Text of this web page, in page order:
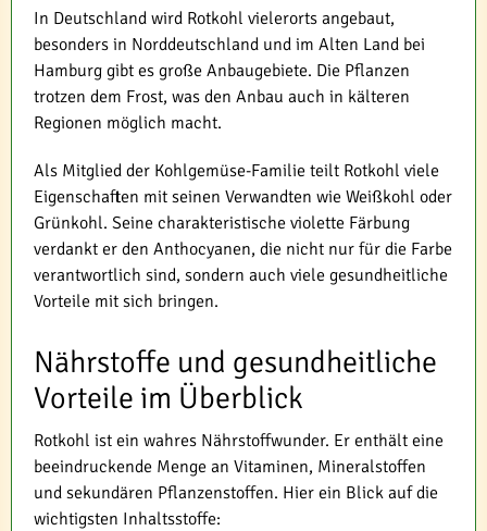
In Deutschland wird Rotkohl vielerorts angebaut,
besonders in Norddeutschland und im Alten Land bei
Hamburg gibt es große Anbaugebiete. Die Pflanzen
trotzen dem Frost, was den Anbau auch in kälteren
Regionen möglich macht.
Als Mitglied der Kohlgemüse-Familie teilt Rotkohl viele
Eigenschaften mit seinen Verwandten wie Weißkohl oder
Grünkohl. Seine charakteristische violette Färbung
verdankt er den Anthocyanen, die nicht nur für die Farbe
verantwortlich sind, sondern auch viele gesundheitliche
Vorteile mit sich bringen.
Nährstoffe und gesundheitliche
Vorteile im Überblick
Rotkohl ist ein wahres Nährstoffwunder. Er enthält eine
beeindruckende Menge an Vitaminen, Mineralstoffen
und sekundären Pflanzenstoffen. Hier ein Blick auf die
wichtigsten Inhaltsstoffe: